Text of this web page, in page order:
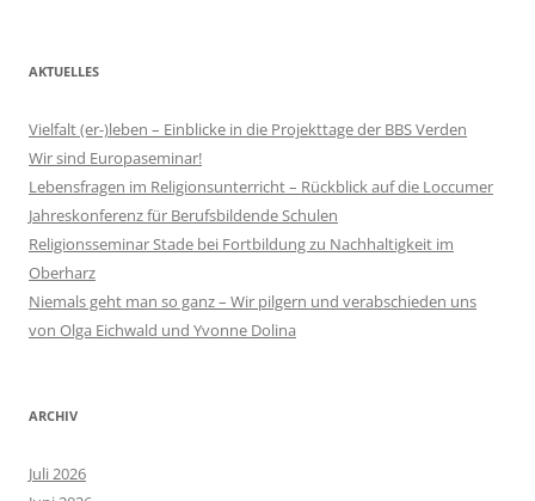
AKTUELLES
Vielfalt (er-)leben – Einblicke in die Projekttage der BBS Verden
Wir sind Europaseminar!
Lebensfragen im Religionsunterricht – Rückblick auf die Loccumer
Jahreskonferenz für Berufsbildende Schulen
Religionsseminar Stade bei Fortbildung zu Nachhaltigkeit im
Oberharz
Niemals geht man so ganz – Wir pilgern und verabschieden uns
von Olga Eichwald und Yvonne Dolina
ARCHIV
Juli 2026